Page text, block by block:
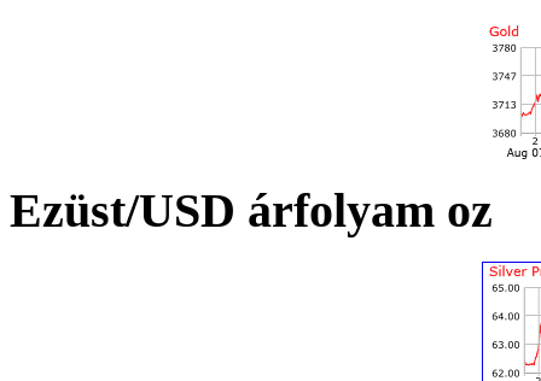
Ezüst/USD árfolyam oz